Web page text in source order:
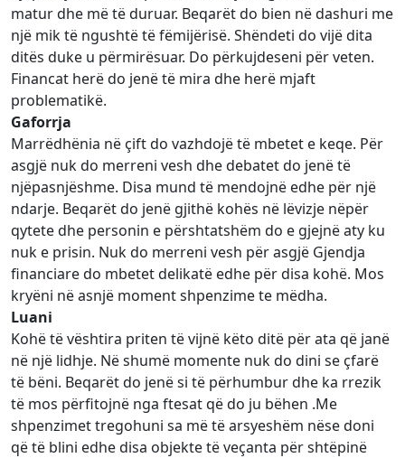
matur dhe më të duruar. Beqarët do bien në dashuri me
një mik të ngushtë të fëmijërisë. Shëndeti do vijë dita
ditës duke u përmirësuar. Do përkujdeseni për veten.
Financat herë do jenë të mira dhe herë mjaft
problematikë.
Gaforrja
Marrëdhënia në çift do vazhdojë të mbetet e keqe. Për
asgjë nuk do merreni vesh dhe debatet do jenë të
njëpasnjëshme. Disa mund të mendojnë edhe për një
ndarje. Beqarët do jenë gjithë kohës në lëvizje nëpër
qytete dhe personin e përshtatshëm do e gjejnë aty ku
nuk e prisin. Nuk do merreni vesh për asgjë Gjendja
financiare do mbetet delikatë edhe për disa kohë. Mos
kryëni në asnjë moment shpenzime te mëdha.
Luani
Kohë të vështira priten të vijnë këto ditë për ata që janë
në një lidhje. Në shumë momente nuk do dini se çfarë
të bëni. Beqarët do jenë si të përhumbur dhe ka rrezik
të mos përfitojnë nga ftesat që do ju bëhen .Me
shpenzimet tregohuni sa më të arsyeshëm nëse doni
që të blini edhe disa objekte të veçanta për shtëpinë